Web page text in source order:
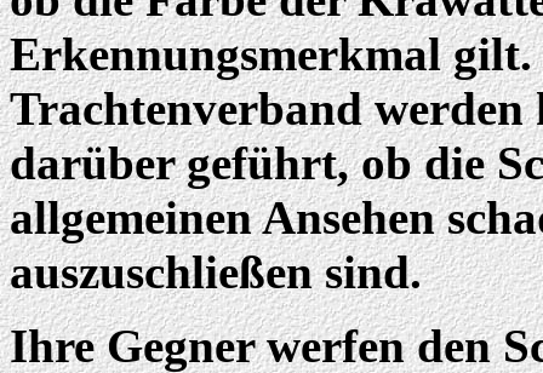
Erkennungsmerkmal gilt.
Trachtenverband werden
darüber geführt, ob die
allgemeinen Ansehen
auszuschließen sind.
Ihre Gegner werfen den